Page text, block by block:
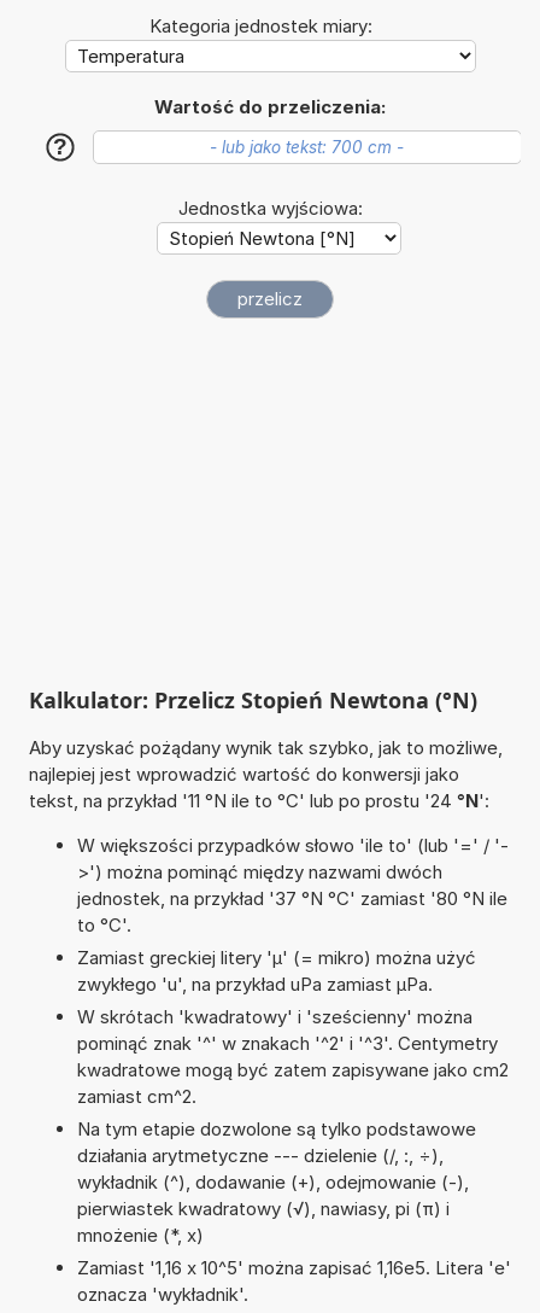
Kategoria jednostek miary:
Wartość do przeliczenia:
?
Jednostka wyjściowa:
Kalkulator: Przelicz Stopień Newtona (°N)
Aby uzyskać pożądany wynik tak szybko, jak to możliwe,
najlepiej jest wprowadzić wartość do konwersji jako
tekst, na przykład '11 °N ile to °C' lub po prostu '24 °N':
W większości przypadków słowo 'ile to' (lub '=' / '-
>') można pominąć między nazwami dwóch
jednostek, na przykład '37 °N °C' zamiast '80 °N ile
to °C'.
Zamiast greckiej litery 'µ' (= mikro) można użyć
zwykłego 'u', na przykład uPa zamiast µPa.
W skrótach 'kwadratowy' i 'sześcienny' można
pominąć znak '^' w znakach '^2' i '^3'. Centymetry
kwadratowe mogą być zatem zapisywane jako cm2
zamiast cm^2.
Na tym etapie dozwolone są tylko podstawowe
działania arytmetyczne --- dzielenie (/, :, ÷),
wykładnik (^), dodawanie (+), odejmowanie (-),
pierwiastek kwadratowy (√), nawiasy, pi (π) i
mnożenie (*, x)
Zamiast '1,16 x 10^5' można zapisać 1,16e5. Litera 'e'
oznacza 'wykładnik'.